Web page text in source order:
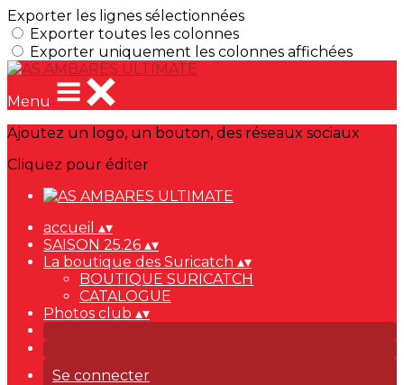
Exporter les lignes sélectionnées
Exporter toutes les colonnes
Exporter uniquement les colonnes affichées
Menu
Ajoutez un logo, un bouton, des réseaux sociaux
Cliquez pour éditer
accueil ▴▾
SAISON 25.26 ▴▾
La boutique des Suricatch ▴▾
BOUTIQUE SURICATCH
CATALOGUE
Photos club ▴▾
Se connecter